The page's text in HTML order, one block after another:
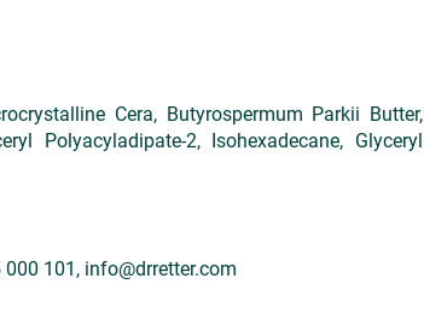
Cera, Butyrospermum Parkii Butter,
Polyacyladipate-2, Isohexadecane, Glyceryl
101, info@drretter.com